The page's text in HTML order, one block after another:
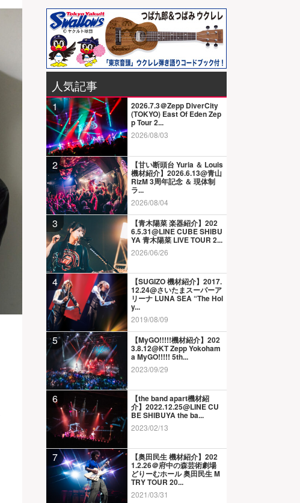
人気記事
1 2026.7.3＠Zepp DiverCity
(TOKYO) East Of Eden Zep
p Tour 2...
2026/08/03
2 【甘い断頭台 Yuria ＆ Louis
機材紹介】2026.6.13@青山
RizM 3周年記念 ＆ 現体制
ラ...
2026/08/04
3 【青木陽菜 楽器紹介】202
6.5.31@LINE CUBE SHIBU
YA 青木陽菜 LIVE TOUR 2...
2026/06/26
4 【SUGIZO 機材紹介】2017.
12.24@さいたまスーパーア
リーナ LUNA SEA “The Hol
y...
2019/08/09
5 【MyGO!!!!!機材紹介】202
3.8.12@KT Zepp Yokoham
a MyGO!!!!! 5th...
2023/09/29
6 【the band apart機材紹
介】2022.12.25@LINE CU
BE SHIBUYA the ba...
2023/02/13
7 【奥田民生 機材紹介】202
1.2.26＠府中の森芸術劇場
どりーむホール 奥田民生 M
TRY TOUR 20...
2021/03/31